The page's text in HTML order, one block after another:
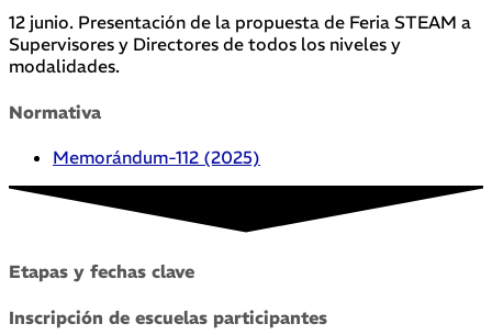
12 junio. Presentación de la propuesta de Feria STEAM a
Supervisores y Directores de todos los niveles y
modalidades.
Normativa
Memorándum-112 (2025)
Etapas y fechas clave
Inscripción de escuelas participantes